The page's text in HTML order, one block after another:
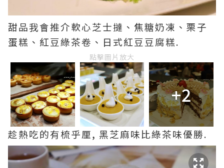
甜品我會推介軟心芝士撻、焦糖奶凍、栗子
蛋糕、紅豆綠茶卷、日式紅豆豆腐糕.
點擊圖片放大
+2
趁熱吃的有梳乎厘, 黑芝麻味比綠茶味優勝.